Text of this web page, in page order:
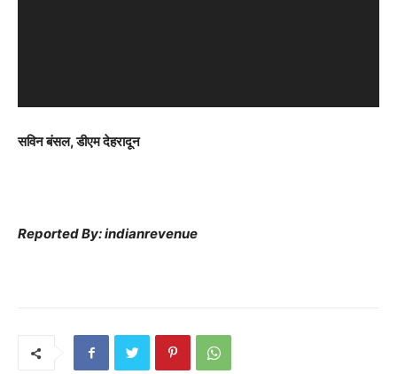
e
सविन बंसल, डीएम देहरादून
Reported By: indianrevenue